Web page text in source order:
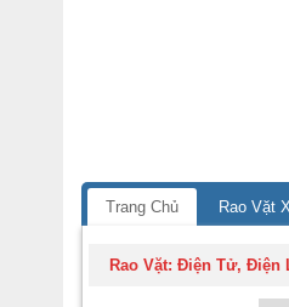
Trang Chủ Rao Vặt
Rao Vặt:Điện Tử, Điện